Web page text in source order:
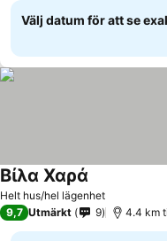
Välj datum för att se
Helt hus/hel lägenhet
Βίλα Χαρά
9,7 Utmärkt 9 4.4 km